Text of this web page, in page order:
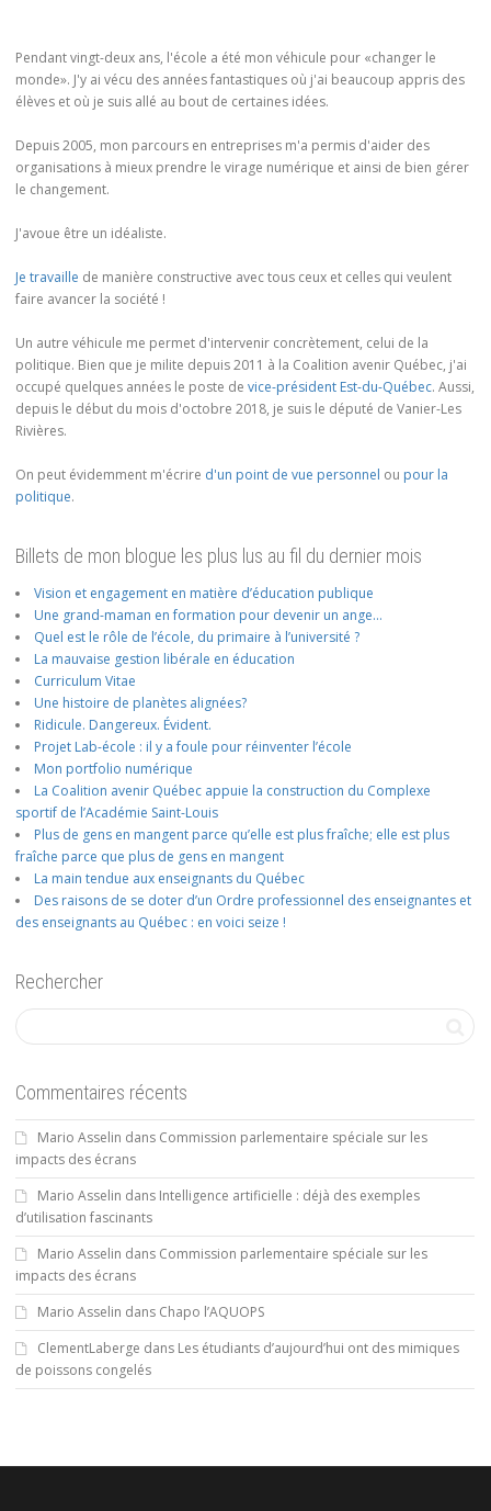
Pendant vingt-deux ans, l'école a été mon véhicule pour «changer le
monde». J'y ai vécu des années fantastiques où j'ai beaucoup appris des
élèves et où je suis allé au bout de certaines idées.
Depuis 2005, mon parcours en entreprises m'a permis d'aider des
organisations à mieux prendre le virage numérique et ainsi de bien gérer
le changement.
J'avoue être un idéaliste.
Je travaille de manière constructive avec tous ceux et celles qui veulent
faire avancer la société !
Un autre véhicule me permet d'intervenir concrètement, celui de la
politique. Bien que je milite depuis 2011 à la Coalition avenir Québec, j'ai
occupé quelques années le poste de vice-président Est-du-Québec. Aussi,
depuis le début du mois d'octobre 2018, je suis le député de Vanier-Les
Rivières.
On peut évidemment m'écrire d'un point de vue personnel ou pour la
politique.
Billets de mon blogue les plus lus au fil du dernier mois
Vision et engagement en matière d’éducation publique
Une grand-maman en formation pour devenir un ange…
Quel est le rôle de l’école, du primaire à l’université ?
La mauvaise gestion libérale en éducation
Curriculum Vitae
Une histoire de planètes alignées?
Ridicule. Dangereux. Évident.
Projet Lab-école : il y a foule pour réinventer l’école
Mon portfolio numérique
La Coalition avenir Québec appuie la construction du Complexe
sportif de l’Académie Saint-Louis
Plus de gens en mangent parce qu’elle est plus fraîche; elle est plus
fraîche parce que plus de gens en mangent
La main tendue aux enseignants du Québec
Des raisons de se doter d’un Ordre professionnel des enseignantes et
des enseignants au Québec : en voici seize !
Rechercher
Commentaires récents
Mario Asselin dans Commission parlementaire spéciale sur les
impacts des écrans
Mario Asselin dans Intelligence artificielle : déjà des exemples
d’utilisation fascinants
Mario Asselin dans Commission parlementaire spéciale sur les
impacts des écrans
Mario Asselin dans Chapo l’AQUOPS
ClementLaberge dans Les étudiants d’aujourd’hui ont des mimiques
de poissons congelés